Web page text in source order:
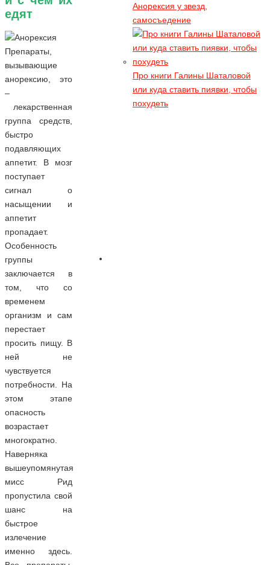
едят
Препараты,
вызывающие
анорексию, это
–
лекарственная
группа средств,
быстро
подавляющих
аппетит. В мозг
поступает
сигнал о
насыщении и
аппетит
пропадает.
Особенность
группы
заключается в
том, что со
временем
организм и сам
перестает
просить пищу. В
ней не
чувствуется
потребности. На
этом этапе
опасность
возрастает
многократно.
Наверняка
вышеупомянутая
мисс Рид
пропустила свой
шанс на
быстрое
излечение
именно здесь.
здоровьем, чтоб выжить при таких
экспериментах
Анорексия у звезд,
самосъедение
Про книги Галины Шаталовой
или куда ставить пиявки, чтобы
похудеть